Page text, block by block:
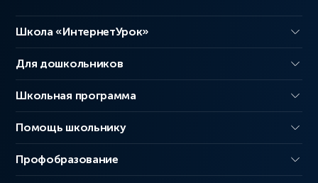
Школа «ИнтернетУрок»
Для дошкольников
Школьная программа
Помощь школьнику
Профобразование